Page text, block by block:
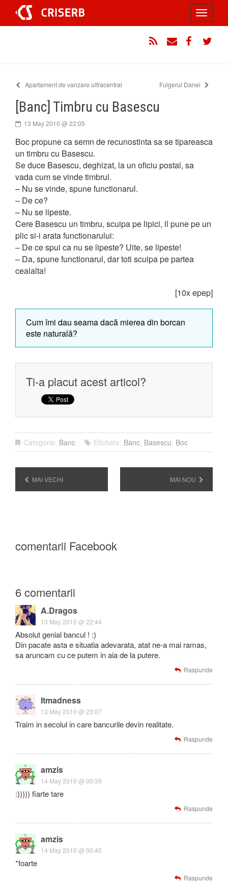
conținut
Toggle
Apartament de vanzare ultracentral Fulgerul Danei
[Banc] Timbru cu Basescu
13 May 2010 @ 22:05
Boc propune ca semn de recunostinta sa se tipareasca
un timbru cu Basescu.
Se duce Basescu, deghizat, la un oficiu postal, sa
vada cum se vinde timbrul.
– Nu se vinde, spune functionarul.
– De ce?
– Nu se lipeste.
Cere Basescu un timbru, scuipa pe lipici, il pune pe un
plic si-i arata functionarului:
– De ce spui ca nu se lipeste? Uite, se lipeste!
– Da, spune functionarul, dar toti scuipa pe partea
cealalta!
[10x epep]
Cum îmi dau seama dacă mierea din borcan
este naturală?
Ti-a placut acest articol?
Categorie: Banc Etichete: Banc, Basescu, Boc
MAI VECHI MAI NOU
comentarii Facebook
6 comentarii
A.Dragos
13 May 2010 @ 22:44
Absolut genial bancul ! :)
Din pacate asta e situatia adevarata, atat ne-a mai ramas,
sa aruncam cu ce putem in aia de la putere.
Raspunde
Itmadness
13 May 2010 @ 23:07
Traim in secolul in care bancurile devin realitate.
Raspunde
amzis
14 May 2010 @ 00:39
:))))) fiarte tare
Raspunde
amzis
14 May 2010 @ 00:40
*foarte
Raspunde